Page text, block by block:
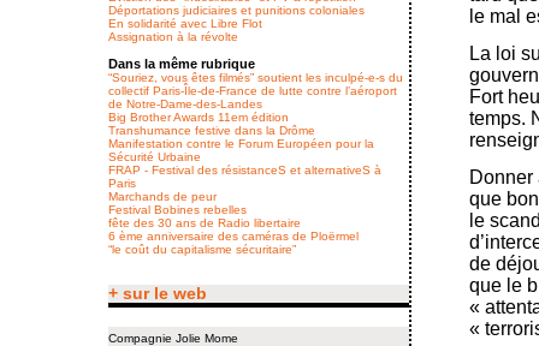
le mal
La loi
Fort
temps.
Donner
que
le
de
que le
«
«
Déportations judiciaires et punitions coloniales
En solidarité avec Libre Flot
Assignation à la révolte
Dans la même rubrique
“Souriez, vous êtes filmés” soutient les inculpé-e-s du
collectif Paris-Île-de-France de lutte contre l’aéroport
de Notre-Dame-des-Landes
Big Brother Awards 11em édition
Transhumance festive dans la Drôme
Manifestation contre le Forum Européen pour la
Sécurité Urbaine
FRAP - Festival des résistanceS et alternativeS à
Paris
Marchands de peur
Festival Bobines rebelles
fête des 30 ans de Radio libertaire
6 ème anniversaire des caméras de Ploërmel
“le coût du capitalisme sécuritaire”
+ sur le web
Compagnie Jolie Mome